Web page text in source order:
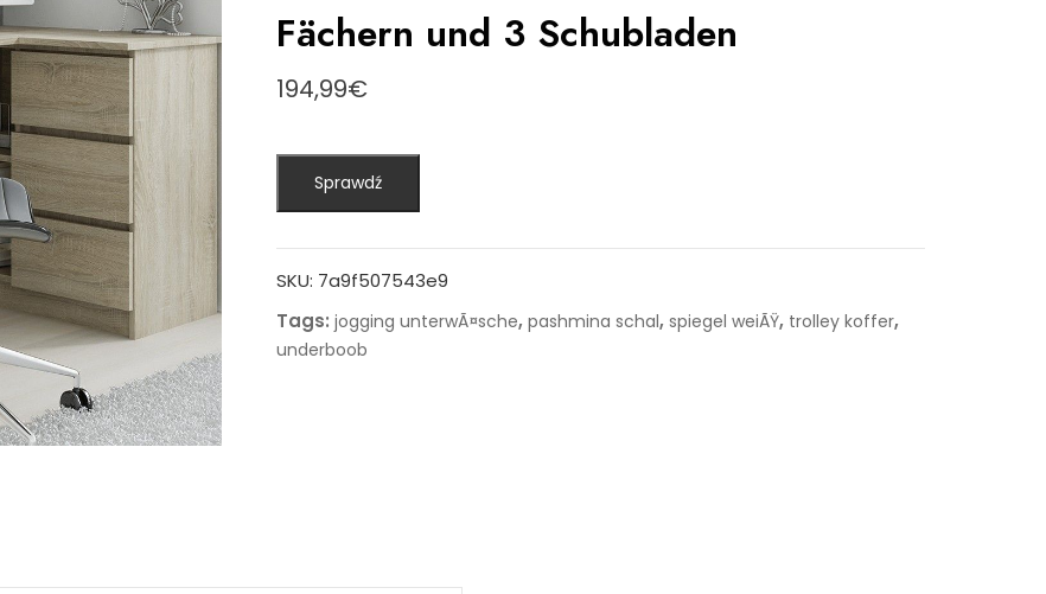
Fächern und 3 Schubladen
194,99€
Sprawdź
SKU: 7a9f507543e9
Tags: jogging unterwÃ¤sche, pashmina schal, spiegel weiÃŸ, trolley koffer,
underboob